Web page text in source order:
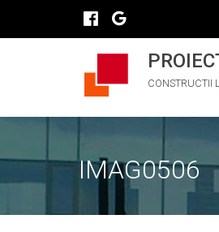
CONSTRUCTII
IMAG0506